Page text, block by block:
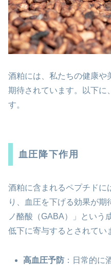
酒粕には、私たちの健康や
期待されています。以下に
す。
血圧降下作用
酒粕に含まれるペプチドに
り、血圧を下げる効果が期
ノ酪酸（GABA）」という
低下に寄与するとされてい
高血圧予防 ：日常的に